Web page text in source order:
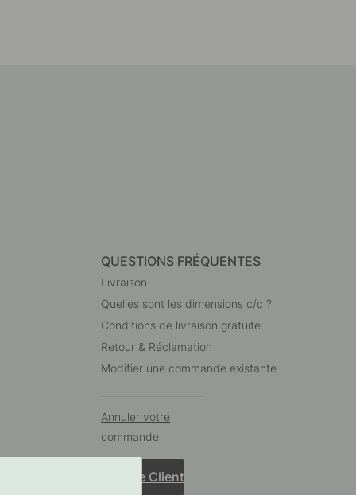
QUESTIONS FRÉQUENTES
Livraison
Quelles sont les dimensions c/c ?
Conditions de livraison gratuite
Retour & Réclamation
Modifier une commande existante
Annuler votre
commande
Service Client